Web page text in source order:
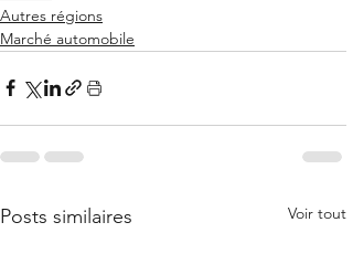
Autres régions
Marché automobile
Posts similaires Voir tout